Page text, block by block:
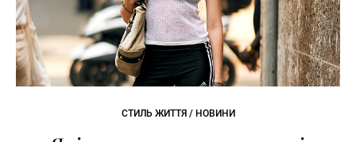
СТИЛЬ ЖИТТЯ / НОВИНИ